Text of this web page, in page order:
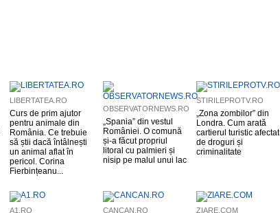
LIBERTATEA.RO
Curs de prim ajutor
pentru animale din
România. Ce trebuie
să știi dacă întâlnești
un animal aflat în
pericol. Corina
Fierbințeanu...
OBSERVATORNEWS.RO
„Spania” din vestul
României. O comună
și-a făcut propriul
litoral cu palmieri și
nisip pe malul unui lac
STIRILEPROTV.RO
„Zona zombilor” din
Londra. Cum arată
cartierul turistic afectat
de droguri și
criminalitate
A1.RO CANCAN.RO ZIARE.COM